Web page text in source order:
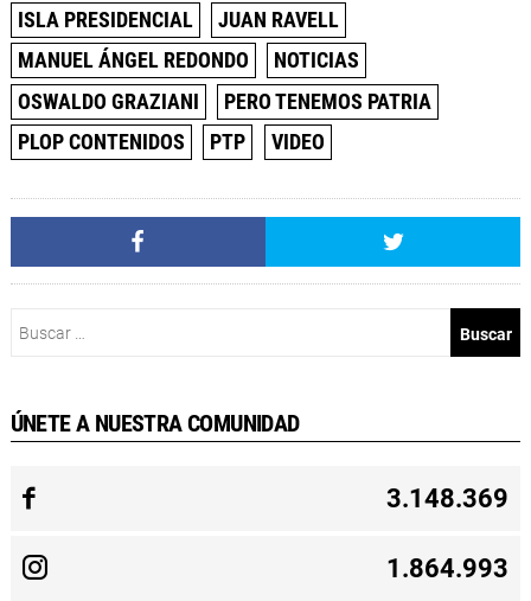
ISLA PRESIDENCIAL
JUAN RAVELL
MANUEL ÁNGEL REDONDO
NOTICIAS
OSWALDO GRAZIANI
PERO TENEMOS PATRIA
PLOP CONTENIDOS
PTP VIDEO
ÚNETE A NUESTRA COMUNIDAD
3.148.369
1.864.993